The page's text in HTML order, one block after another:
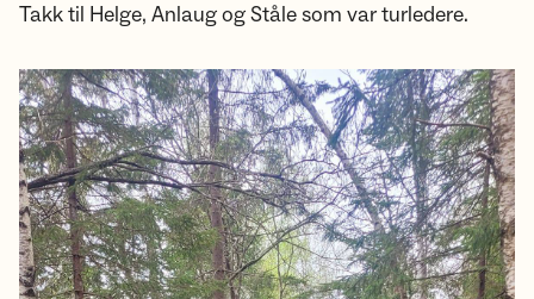
Takk til Helge, Anlaug og Ståle som var turledere.